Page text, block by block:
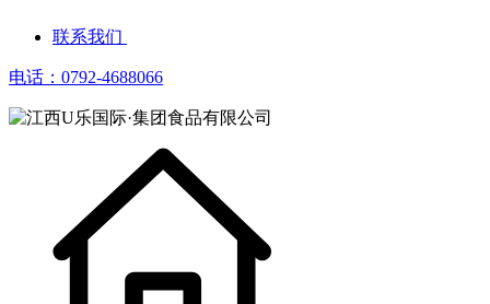
联系我们
电话：0792-4688066